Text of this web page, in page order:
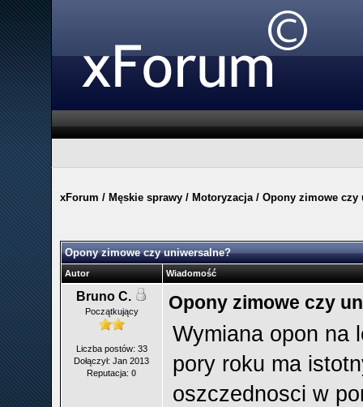
xForum / Męskie sprawy / Motoryzacja / Opony zimowe czy
Opony zimowe czy uniwersalne?
Autor Wiadomość
Bruno C.
Początkujący
Liczba postów: 33
Dołączył: Jan 2013
Reputacja: 0
Opony zimowe czy
Wymiana opon na
pory roku ma
oszczednosci w